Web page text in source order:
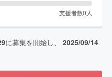
支援者数0 人
に募集を開始し、 2025/09/14